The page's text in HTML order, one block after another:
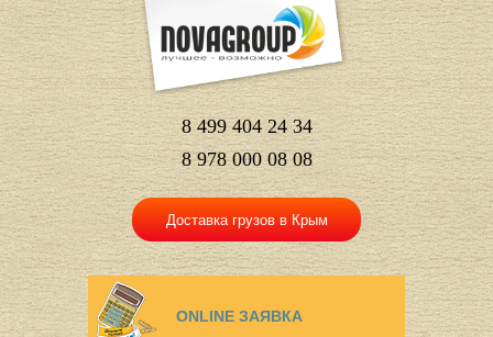
8 499 404 24 34
8 978 000 08 08
Доставка грузов в Крым
ONLINE ЗАЯВКА